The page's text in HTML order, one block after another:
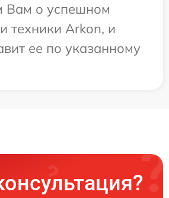
о успешном
техники Arkon, и
ее по указанному